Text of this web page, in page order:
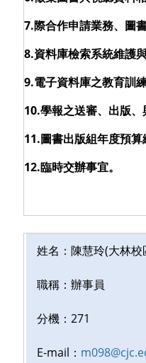
7.際合作申請業務、圖
8.資料庫檢索系統維護
9.電子資料庫之教育訓
10.學報之送審、出版、
11.圖書出版組年度預算
12.臨時交辦事宜。
姓名： 陳慧玲(大林校
職稱： 辦事員
分機： 271
E-mail：